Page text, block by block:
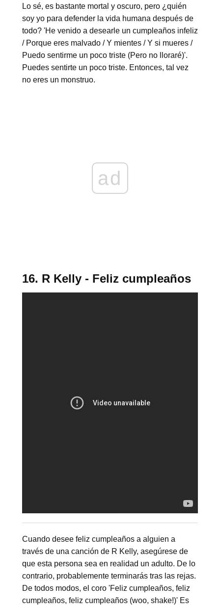
Lo sé, es bastante mortal y oscuro, pero ¿quién
soy yo para defender la vida humana después de
todo? 'He venido a desearle un cumpleaños infeliz
/ Porque eres malvado / Y mientes / Y si mueres /
Puedo sentirme un poco triste (Pero no lloraré)'.
Puedes sentirte un poco triste. Entonces, tal vez
no eres un monstruo.
ad
16. R Kelly - Feliz cumpleaños
Cuando desee feliz cumpleaños a alguien a
través de una canción de R Kelly, asegúrese de
que esta persona sea en realidad un adulto. De lo
contrario, probablemente terminarás tras las rejas.
De todos modos, el coro 'Feliz cumpleaños, feliz
cumpleaños, feliz cumpleaños (woo, shake!)' Es